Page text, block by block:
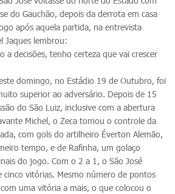
do Gauchão, depois da derrota em casa
após aquela partida, na entrevista
Jaques lembrou:
a decisões, tenho certeza que vai crescer
domingo, no Estádio 19 de Outubro, foi
superior ao adversário. Depois de 15
do São Luiz, inclusive com a abertura
Michel, o Zeca tomou o controle da
com gols do artilheiro Éverton Alemão,
tempo, e de Rafinha, um golaço
do jogo. Com o 2 a 1, o São José
cinco vitórias. Mesmo número de pontos
uma vitória a mais, o que colocou o